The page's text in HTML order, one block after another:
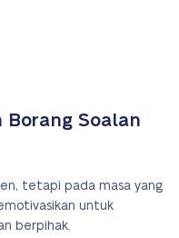
Borang Soalan
tetapi pada masa yang
untuk
berpihak.